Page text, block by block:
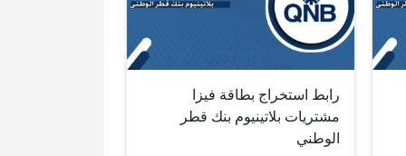
رابط استخراج بطاقة فيزا
مشتريات بلاتينيوم بنك قطر
الوطني